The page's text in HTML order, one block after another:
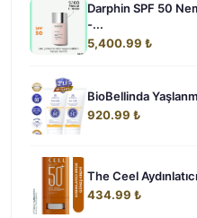
Darphin SPF 50
-...
5,400.99 ₺
BioBellinda
920.99 ₺
The Ceel
434.99 ₺